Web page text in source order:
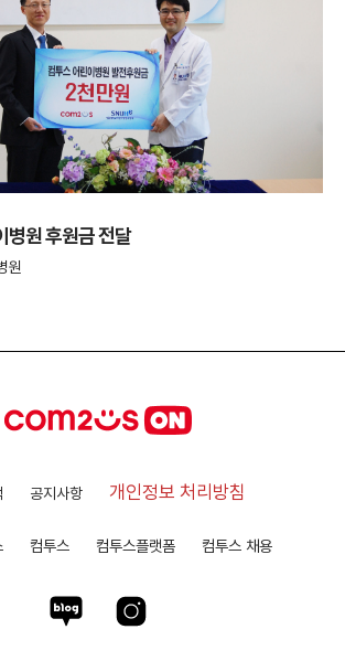
병원 후원금 전달
원
공지사항 개인정보 처리방침
컴투스 컴투스플랫폼 컴투스 채용